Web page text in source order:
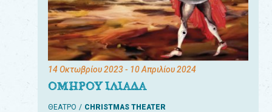
14 Οκτωβρίου 2023- 10 Απριλίου 2024
ΟΜΗΡΟΥ ΙΛΙΑΔΑ
ΘΕΑΤΡΟ CHRISTMAS THEATER